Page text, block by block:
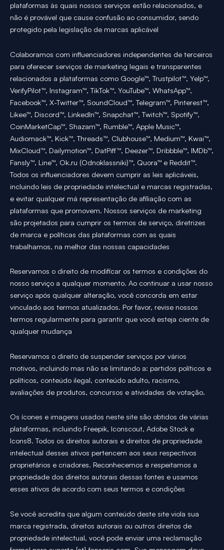
plataformas às quais nossos serviços estão relacionados, e
não é provável que cause confusão ao consumidor, sendo
protegido pela legislação de marcas aplicável
Colaboramos com influenciadores independentes de terceiros
para oferecer serviços de marketing legais e transparentes
relacionados a plataformas como Google™, Trustpilot™, Yelp™,
VerifyPilot™, Instagram™, TikTok™, YouTube™, WhatsApp™,
Facebook™, X-Twitter™, SoundCloud™, Telegram™, Pinterest™,
Likee™, Discord™, LinkedIn™, Snapchat™, Twitch™, Spotify™,
CoinMarketCap™, Shazam™, Rumble™, Apple Music™,
Audiomack™, Kick™, Threads™, Clubhouse™, Medium™, Kwai™,
MixCloud™, Dailymotion™, DatPiff™, Deezer™, Dribbble™, IMDb™,
Fansly™, Line™, Ok.ru (Odnoklassniki)™, Quora™ e Reddit™.
Todos os influenciadores devem cumprir as leis aplicáveis,
incluindo leis de propriedade intelectual e marcas registradas,
e evitar qualquer má representação de afiliação com as
plataformas que promovem. Nossos serviços de marketing
são projetados para cumprir os termos de serviço, diretrizes
de marca e políticas das plataformas com as quais
trabalhamos, na melhor das nossas capacidades
Reservamos o direito de modificar os termos e condições do
nosso serviço a qualquer momento. Ao continuar a usar nosso
serviço após qualquer alteração, você concorda em estar
vinculado aos termos atualizados. Por favor, revise nossos
termos regularmente para garantir que você esteja ciente de
qualquer mudança
Reservamos o direito de suspender serviços por vários
motivos, incluindo mas não se limitando a: partidos políticos e
políticos, conteúdo ilegal, conteúdo adulto, racismo,
avaliações de produtos, concursos e atividades de votação.
Os ícones e imagens usados neste site são obtidos de várias
plataformas, incluindo Freepik, Iconscout, Adobe Stock e
Icons8. Todos os direitos autorais e direitos de propriedade
intelectual desses ativos pertencem aos seus respectivos
proprietários e criadores. Reconhecemos e respeitamos a
propriedade dos direitos autorais dessas fontes e usamos
esses ativos de acordo com seus termos e condições
Se você acredita que algum conteúdo deste site viola sua
marca registrada, direitos autorais ou outros direitos de
propriedade intelectual, você pode enviar uma reclamação